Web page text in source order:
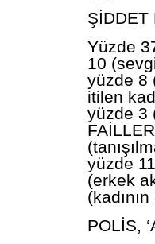
ŞİDDET
Yüzde
10
yüzde 8
itilen
yüzde 3
yüzde
(erkek
POLİS,